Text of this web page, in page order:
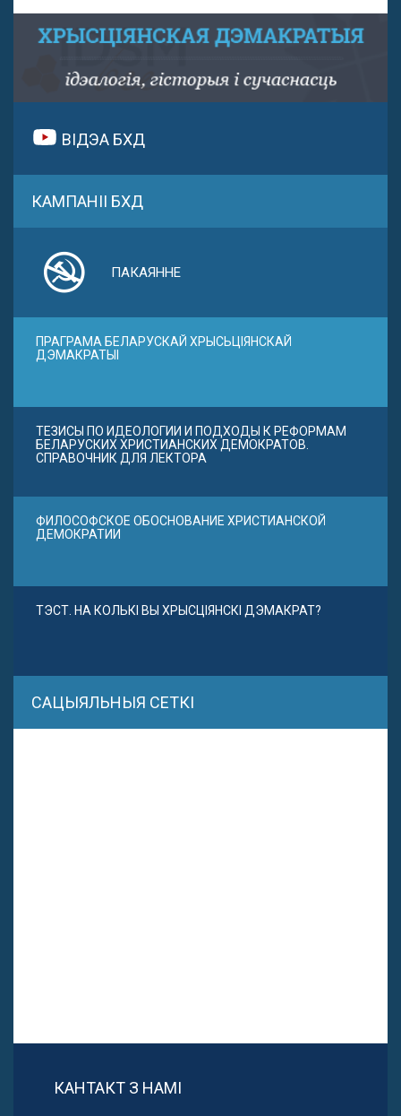
ВІДЭА БХД
КАМПАНІІ БХД
ПАКАЯННЕ
ПРАГРАМА БЕЛАРУСКАЙ ХРЫСЬЦІЯНСКАЙ
ДЭМАКРАТЫІ
ТЕЗИСЫ ПО ИДЕОЛОГИИ И ПОДХОДЫ К РЕФОРМАМ
БЕЛАРУСКИХ ХРИСТИАНСКИХ ДЕМОКРАТОВ.
СПРАВОЧНИК ДЛЯ ЛЕКТОРА
ФИЛОСОФСКОЕ ОБОСНОВАНИЕ ХРИСТИАНСКОЙ
ДЕМОКРАТИИ
ТЭСТ. НА КОЛЬКІ ВЫ ХРЫСЦІЯНСКІ ДЭМАКРАТ?
САЦЫЯЛЬНЫЯ СЕТКІ
КАНТАКТ З НАМІ